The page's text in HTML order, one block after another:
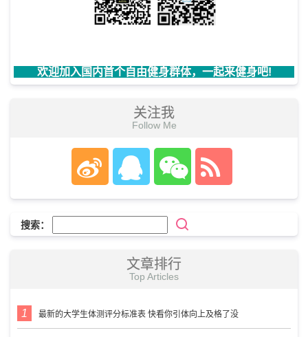
欢迎加入国内首个自由健身群体，一起来健身吧!
关注我
Follow Me
搜索：
文章排行
Top Articles
最新的大学生体测评分标准表 快看你引体向上及格了没